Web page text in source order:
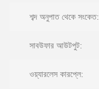
শব্দ অনুপাত থেকে সংকেত:
সাবউফার আউটপুট:
ওয়্যারলেস কারপ্লে: